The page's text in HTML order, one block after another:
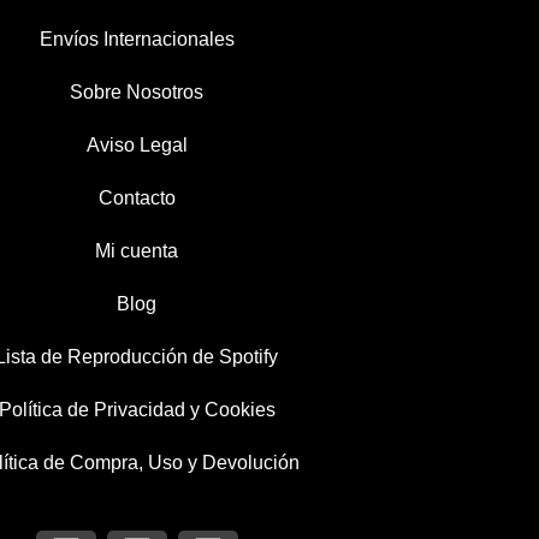
Envíos Internacionales
Sobre Nosotros
Aviso Legal
Contacto
Mi cuenta
Blog
de Reproducción de Spotify
de Privacidad y Cookies
de Compra, Uso y Devolución